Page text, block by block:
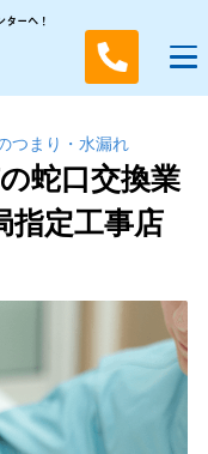
ターへ！
つまり・⽔漏れ
蛇口交換業
指定工事店